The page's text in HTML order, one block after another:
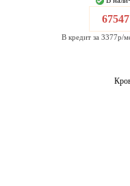
В кредит за 3377р/